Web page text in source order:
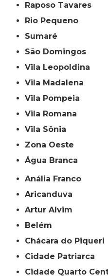
Raposo Tavares
Rio Pequeno
Sumaré
São Domingos
Vila Leopoldina
Vila Madalena
Vila Pompeia
Vila Romana
Vila Sônia
Zona Oeste
Água Branca
Anália Franco
Aricanduva
Artur Alvim
Belém
Chácara do Piqueri
Cidade Patriarca
Cidade Quarto